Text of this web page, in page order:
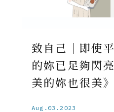
致自己｜即使
的妳已足夠閃
美的妳也很美》
Aug.03.2023